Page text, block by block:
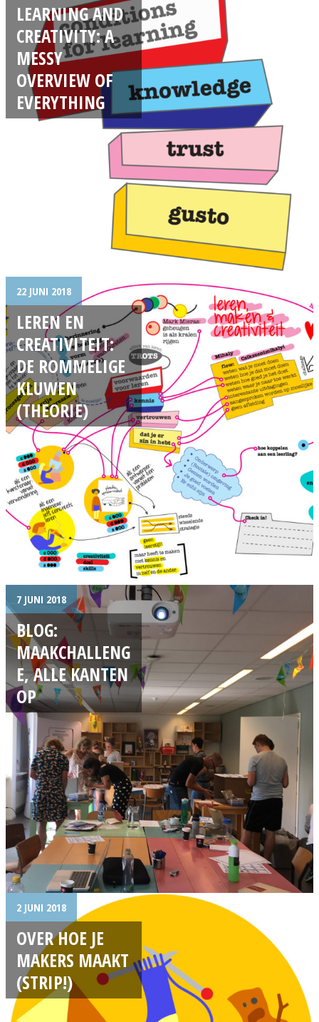
LEARNING AND
CREATIVITY: A
MESSY
OVERVIEW OF
EVERYTHING
22 JUNI 2018
LEREN EN
CREATIVITEIT:
DE ROMMELIGE
KLUWEN
(THEORIE)
7 JUNI 2018
BLOG:
MAAKCHALLENG
E, ALLE KANTEN
OP
2 JUNI 2018
OVER HOE JE
MAKERS MAAKT
(STRIP!)